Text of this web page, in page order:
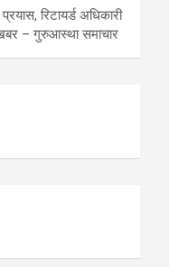
रिटायर्ड अधिकारी
– गुरुआस्था समाचार